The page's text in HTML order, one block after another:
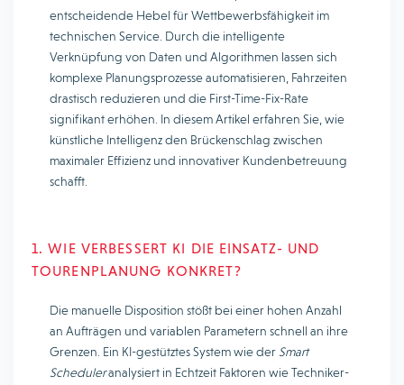
entscheidende Hebel für Wettbewerbsfähigkeit im
technischen Service. Durch die intelligente
Verknüpfung von Daten und Algorithmen lassen sich
komplexe Planungsprozesse automatisieren, Fahrzeiten
drastisch reduzieren und die First-Time-Fix-Rate
signifikant erhöhen. In diesem Artikel erfahren Sie, wie
künstliche Intelligenz den Brückenschlag zwischen
maximaler Effizienz und innovativer Kundenbetreuung
schafft.
1. WIE VERBESSERT KI DIE EINSATZ- UND
TOURENPLANUNG KONKRET?
Die manuelle Disposition stößt bei einer hohen Anzahl
an Aufträgen und variablen Parametern schnell an ihre
Grenzen. Ein KI-gestütztes System wie der Smart
Scheduleranalysiert in Echtzeit Faktoren wie Techniker-